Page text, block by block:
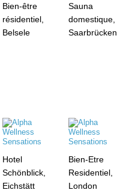
Bien-être
résidentiel,
Belsele
Sauna
domestique,
Saarbrücken
Hotel
Schönblick,
Eichstätt
Bien-Etre
Residentiel,
London